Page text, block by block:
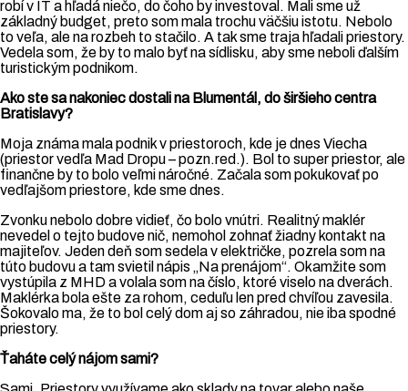
robí v IT a hľadá niečo, do čoho by investoval. Mali sme už
základný budget, preto som mala trochu väčšiu istotu. Nebolo
to veľa, ale na rozbeh to stačilo. A tak sme traja hľadali priestory.
Vedela som, že by to malo byť na sídlisku, aby sme neboli ďalším
turistickým podnikom.
Ako ste sa nakoniec dostali na Blumentál, do širšieho centra
Bratislavy?
Moja známa mala podnik v priestoroch, kde je dnes Viecha
(priestor vedľa Mad Dropu – pozn.red.). Bol to super priestor, ale
finančne by to bolo veľmi náročné. Začala som pokukovať po
vedľajšom priestore, kde sme dnes.
Zvonku nebolo dobre vidieť, čo bolo vnútri. Realitný maklér
nevedel o tejto budove nič, nemohol zohnať žiadny kontakt na
majiteľov. Jeden deň som sedela v električke, pozrela som na
túto budovu a tam svietil nápis „Na prenájom“. Okamžite som
vystúpila z MHD a volala som na číslo, ktoré viselo na dverách.
Maklérka bola ešte za rohom, ceduľu len pred chvíľou zavesila.
Šokovalo ma, že to bol celý dom aj so záhradou, nie iba spodné
priestory.
Ťaháte celý nájom sami?